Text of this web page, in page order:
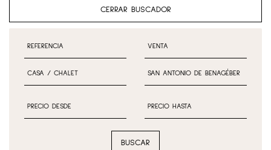
CERRAR BUSCADOR
BUSCAR